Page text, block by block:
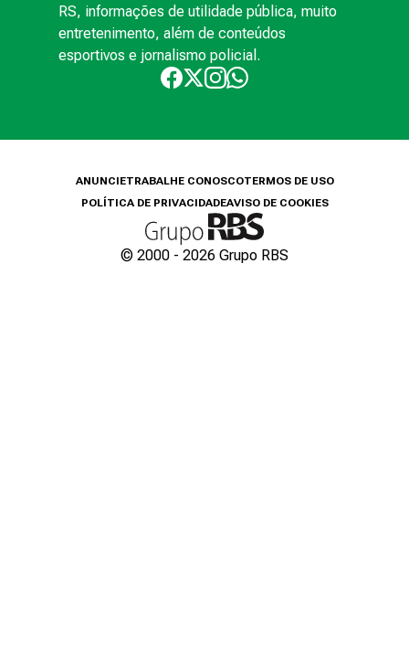
RS, informações de utilidade pública, muito
entretenimento, além de conteúdos
esportivos e jornalismo policial.
ANUNCIETRABALHE CONOSCOTERMOS DE USO
POLÍTICA DE PRIVACIDADEAVISO DE COOKIES
© 2000 - 2026 Grupo RBS